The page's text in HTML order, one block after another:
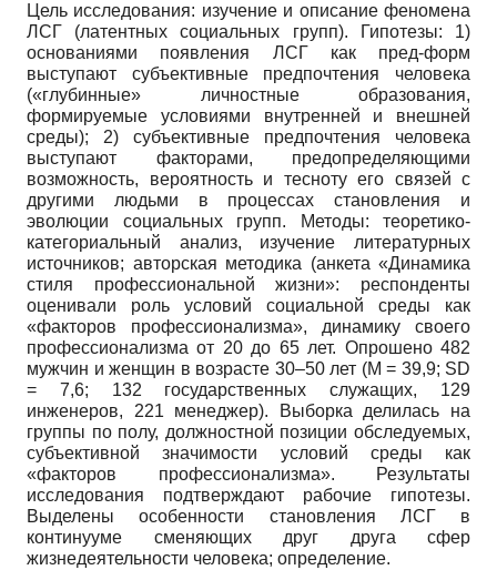
Цель исследования: изучение и описание феномена
ЛСГ (латентных социальных групп). Гипотезы: 1)
основаниями появления ЛСГ как пред-форм
выступают субъективные предпочтения человека
(«глубинные» личностные образования,
формируемые условиями внутренней и внешней
среды); 2) субъективные предпочтения человека
выступают факторами, предопределяющими
возможность, вероятность и тесноту его связей с
другими людьми в процессах становления и
эволюции социальных групп. Методы: теоретико-
категориальный анализ, изучение литературных
источников; авторская методика (анкета «Динамика
стиля профессиональной жизни»: респонденты
оценивали роль условий социальной среды как
«факторов профессионализма», динамику своего
профессионализма от 20 до 65 лет. Опрошено 482
мужчин и женщин в возрасте 30–50 лет (М = 39,9; SD
= 7,6; 132 государственных служащих, 129
инженеров, 221 менеджер). Выборка делилась на
группы по полу, должностной позиции обследуемых,
субъективной значимости условий среды как
«факторов профессионализма». Результаты
исследования подтверждают рабочие гипотезы.
Выделены особенности становления ЛСГ в
континууме сменяющих друг друга сфер
жизнедеятельности человека; определение.